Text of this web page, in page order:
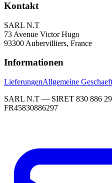
Kontakt
SARL N.T
73 Avenue Victor Hugo
93300 Aubervilliers, France
Informationen
LieferungenAllgemeine
SARL N.T — SIRET 830 886
FR45830886297